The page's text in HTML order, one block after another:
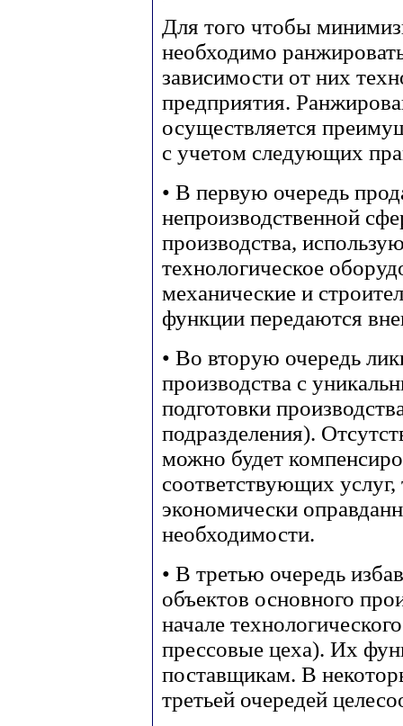
Для того чтобы
необходимо
зависимости от них
предприятия.
осуществляется
с учетом следующих
• В первую очередь
непроизводственной
производства,
технологическое
механические и
функции передаются
• Во вторую очередь
производства с
подготовки
подразделения).
можно будет
соответствующих
экономически
необходимости.
• В третью очередь
объектов основного
начале
прессовые цеха). Их
поставщикам. В
третьей очередей